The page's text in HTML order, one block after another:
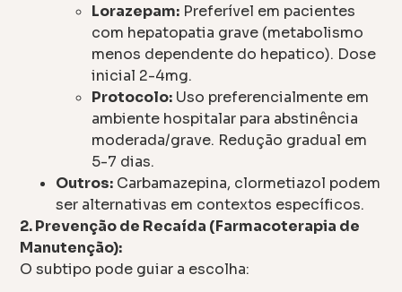
Lorazepam: Preferível em pacientes
com hepatopatia grave (metabolismo
menos dependente do hepatico). Dose
inicial 2-4mg.
Protocolo: Uso preferencialmente em
ambiente hospitalar para abstinência
moderada/grave. Redução gradual em
5-7 dias.
Outros: Carbamazepina, clormetiazol podem
ser alternativas em contextos específicos.
2. Prevenção de Recaída (Farmacoterapia de
Manutenção):
O subtipo pode guiar a escolha: